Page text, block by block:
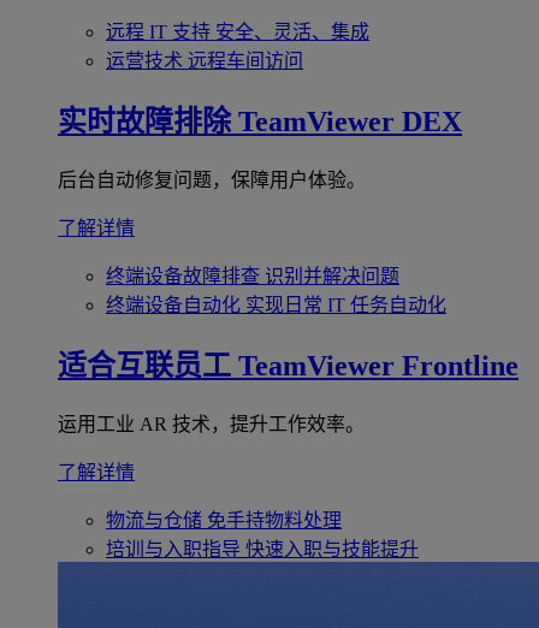
远程 IT 支持 安全、灵活、集成
运营技术 远程车间访问
实时故障排除 TeamViewer DEX
后台自动修复问题，保障用户体验。
了解详情
终端设备故障排查 识别并解决问题
终端设备自动化 实现日常 IT 任务自动化
适合互联员工 TeamViewer Frontline
运用工业 AR 技术，提升工作效率。
了解详情
物流与仓储 免手持物料处理
培训与入职指导 快速入职与技能提升